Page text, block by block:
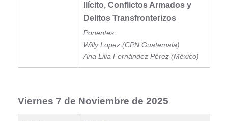
Ilícito, Conflictos Armados y
Delitos Transfronterizos
Ponentes:
Willy Lopez (CPN Guatemala)
Ana Lilia Fernández Pérez (México)
Viernes 7 de Noviembre de 2025